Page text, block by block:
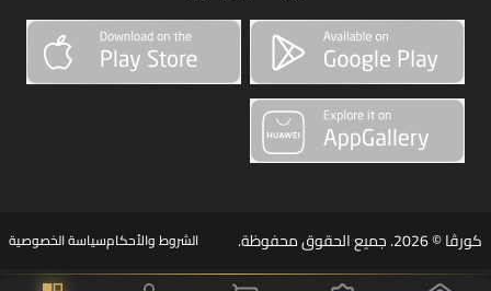
كورڤا © 2026. جميع الحقوق محفوظة. الشروط والأحكامسياسة الخصوصية